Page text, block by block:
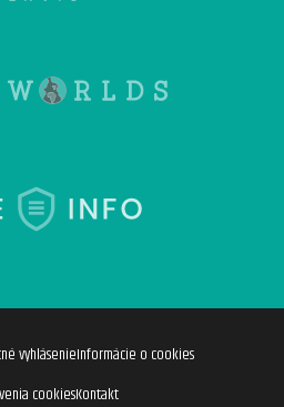
vyhlásenieInformácie o cookies
cookiesKontakt